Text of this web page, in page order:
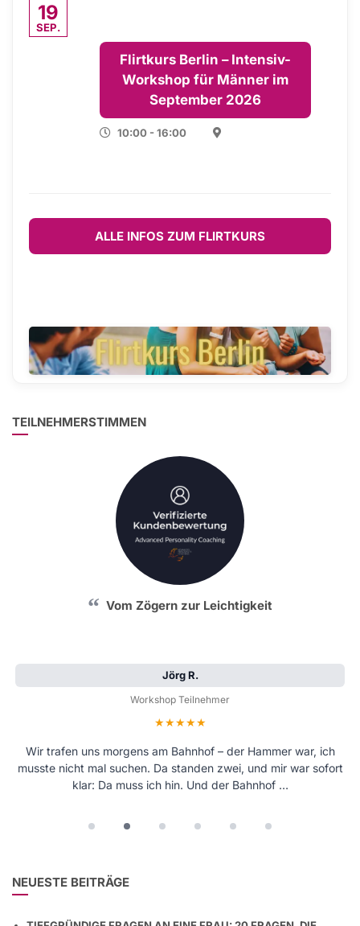
19
SEP.
Flirtkurs Berlin – Intensiv-
Workshop für Männer im
September 2026
10:00 - 16:00
ALLE INFOS ZUM FLIRTKURS
TEILNEHMERSTIMMEN
Vom Zögern zur Leichtigkeit
Jörg R.
Workshop Teilnehmer
Bewertung: 5 von 5 Sternen
Wir trafen uns morgens am Bahnhof – der Hammer war, ich
musste nicht mal suchen. Da standen zwei, und mir war sofort
klar: Da muss ich hin. Und der Bahnhof …
NEUESTE BEITRÄGE